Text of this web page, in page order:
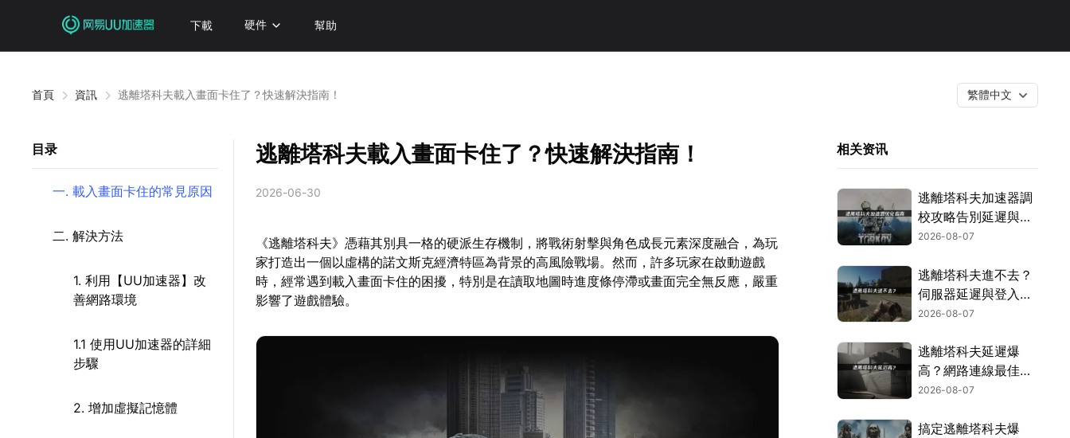
下載 硬件 幫助
首頁 資訊 逃離塔科夫載入畫面卡住了？快速解決指南！ 繁體中文
目录
一. 載入畫面卡住的常見原因
二. 解決方法
1. 利用【UU加速器】改
善網路環境
1.1 使用UU加速器的詳細
步驟
2. 增加虛擬記憶體
逃離塔科夫載入畫面卡住了？快速解決指南！
2026-06-30
《逃離塔科夫》憑藉其別具一格的硬派生存機制，將戰術射擊與角色成長元素深度融合，為玩
家打造出一個以虛構的諾文斯克經濟特區為背景的高風險戰場。然而，許多玩家在啟動遊戲
時，經常遇到載入畫面卡住的困擾，特別是在讀取地圖時進度條停滯或畫面完全無反應，嚴重
影響了遊戲體驗。
相关资讯
逃離塔科夫加速器調
校攻略告別延遲與斷
線困擾！
2026-08-07
逃離塔科夫進不去？
伺服器延遲與登入問
題解決指南！
2026-08-07
逃離塔科夫延遲爆
高？網路連線最佳化
攻略！
2026-08-07
搞定逃離塔科夫爆